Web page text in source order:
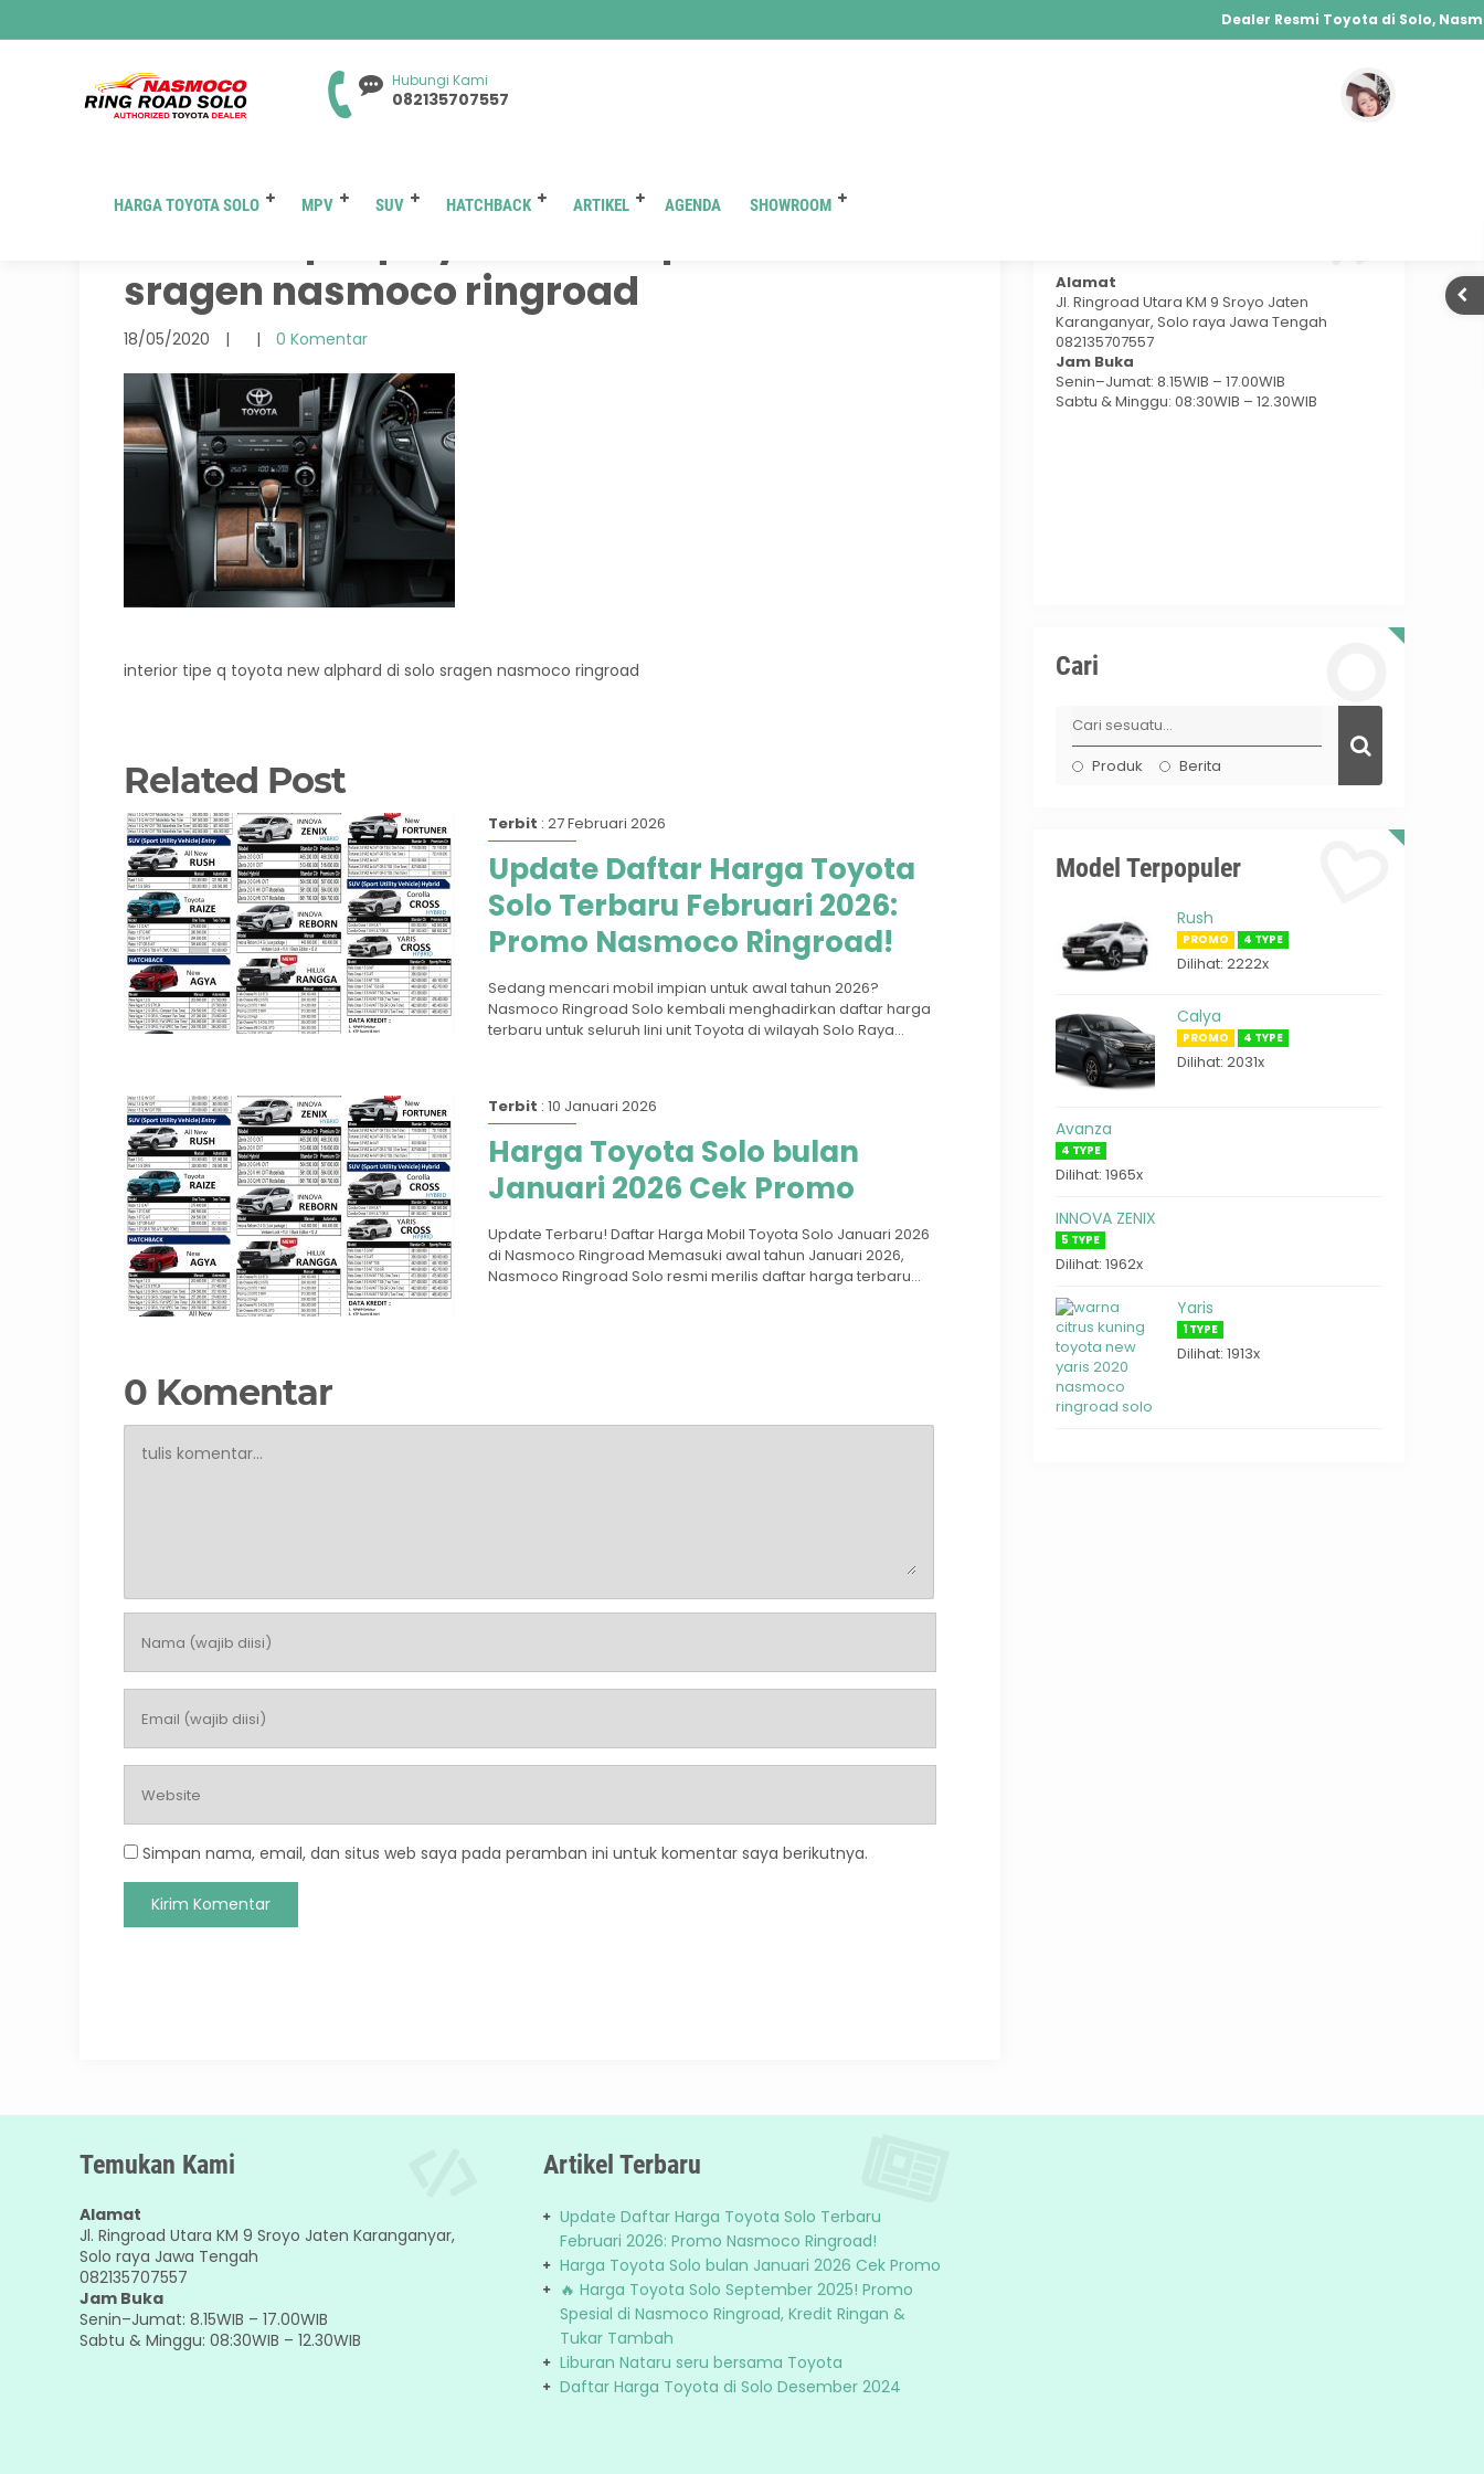
Dealer Resmi Toyota di Solo,
Agya, Calya, Fortuner, Rush, Sienta, Yaris,
Hybrid, Yaris Cross Hybrid, Alphard Hybrid
Hubungi Kami
082135707557
HARGA TOYOTA SOLO MPV SUV HATCHBACK ARTIKEL AGENDA SHOWROOM
sragen nasmoco ringroad
18/05/2020 | | 0 Komentar
interior tipe q toyota new alphard di solo sragen nasmoco ringroad
Related Post
Terbit : 27 Februari 2026
Update Daftar Harga Toyota
Solo Terbaru Februari 2026:
Promo Nasmoco Ringroad!
Sedang mencari mobil impian untuk awal tahun 2026?
Nasmoco Ringroad Solo kembali menghadirkan daftar harga
terbaru untuk seluruh lini unit Toyota di wilayah Solo Raya...
Terbit : 10 Januari 2026
Harga Toyota Solo bulan
Januari 2026 Cek Promo
Update Terbaru! Daftar Harga Mobil Toyota Solo Januari 2026
di Nasmoco Ringroad Memasuki awal tahun Januari 2026,
Nasmoco Ringroad Solo resmi merilis daftar harga terbaru...
0 Komentar
Simpan nama, email, dan situs web saya pada peramban ini untuk komentar saya berikutnya.
Alamat
Jl. Ringroad Utara KM 9 Sroyo Jaten
Karanganyar, Solo raya Jawa Tengah
082135707557
Jam Buka
Senin–Jumat: 8.15WIB – 17.00WIB
Sabtu & Minggu: 08:30WIB – 12.30WIB
Cari
Produk Berita
Model Terpopuler
Rush
PROMO 4 TYPE
Dilihat: 2222x
Calya
PROMO 4 TYPE
Dilihat: 2031x
Avanza
4 TYPE
Dilihat: 1965x
INNOVA ZENIX
5 TYPE
Dilihat: 1962x
Yaris
1 TYPE
Dilihat: 1913x
Temukan Kami
Alamat
Jl. Ringroad Utara KM 9 Sroyo Jaten Karanganyar,
Solo raya Jawa Tengah
082135707557
Jam Buka
Senin–Jumat: 8.15WIB – 17.00WIB
Sabtu & Minggu: 08:30WIB – 12.30WIB
Artikel Terbaru
Update Daftar Harga Toyota Solo Terbaru
Februari 2026: Promo Nasmoco Ringroad!
Harga Toyota Solo bulan Januari 2026 Cek Promo
🔥 Harga Toyota Solo September 2025! Promo
Spesial di Nasmoco Ringroad, Kredit Ringan &
Tukar Tambah
Liburan Nataru seru bersama Toyota
Daftar Harga Toyota di Solo Desember 2024